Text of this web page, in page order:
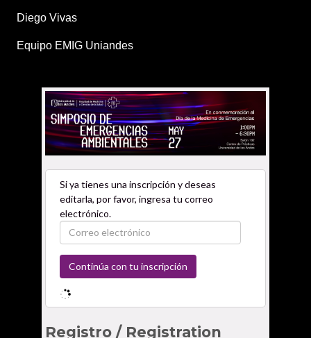
Diego Vivas
Equipo EMIG Uniandes